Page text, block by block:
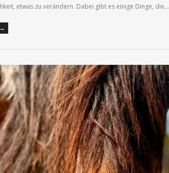
etwas zu verändern. Dabei gibt es einige Dinge, die…